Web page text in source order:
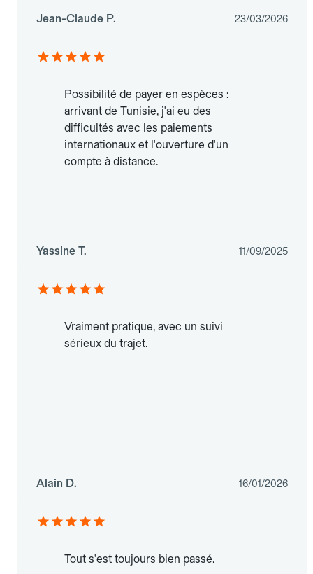
Jean-Claude P. 23/03/2026
Possibilité de payer en espèces :
arrivant de Tunisie, j'ai eu des
difficultés avec les paiements
internationaux et l'ouverture d'un
compte à distance.
Yassine T. 11/09/2025
Vraiment pratique, avec un suivi
sérieux du trajet.
Alain D. 16/01/2026
Tout s'est toujours bien passé.